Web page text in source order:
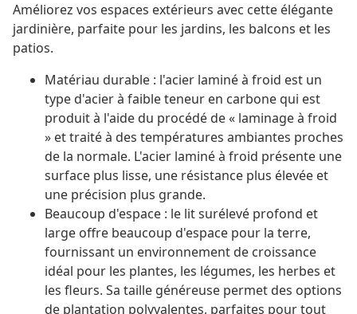
Améliorez vos espaces extérieurs avec cette élégante
jardinière, parfaite pour les jardins, les balcons et les
patios.
Matériau durable : l'acier laminé à froid est un
type d'acier à faible teneur en carbone qui est
produit à l'aide du procédé de « laminage à froid
» et traité à des températures ambiantes proches
de la normale. L'acier laminé à froid présente une
surface plus lisse, une résistance plus élevée et
une précision plus grande.
Beaucoup d'espace : le lit surélevé profond et
large offre beaucoup d'espace pour la terre,
fournissant un environnement de croissance
idéal pour les plantes, les légumes, les herbes et
les fleurs. Sa taille généreuse permet des options
de plantation polyvalentes, parfaites pour tout